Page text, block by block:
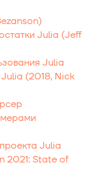
Julia (Jeff
Julia
(2018, Nick
Julia
2021: State of